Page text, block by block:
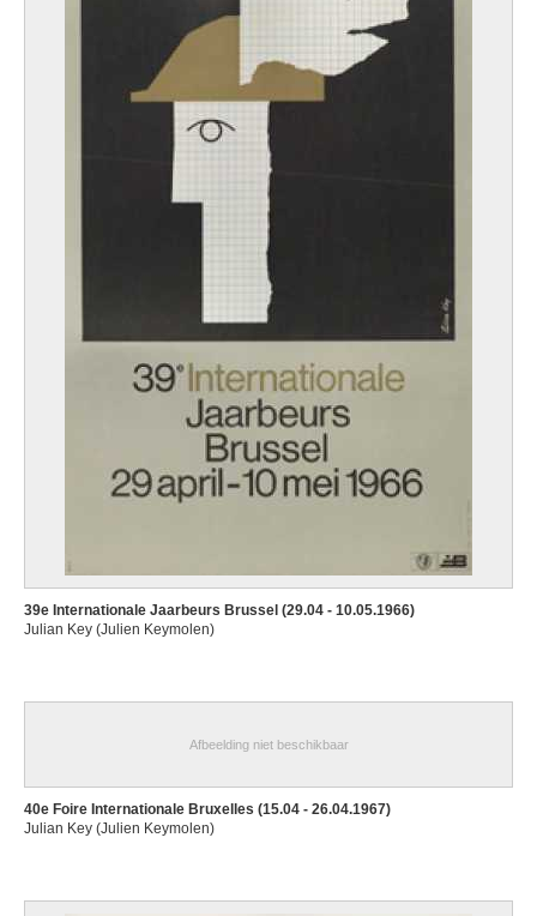
39e Internationale Jaarbeurs Brussel (29.04 - 10.05.1966)
Julian Key (Julien Keymolen)
Afbeelding niet beschikbaar
40e Foire Internationale Bruxelles (15.04 - 26.04.1967)
Julian Key (Julien Keymolen)